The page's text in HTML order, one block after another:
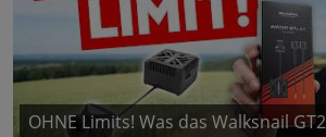
OHNE Limits! Was das Walksnail GT2